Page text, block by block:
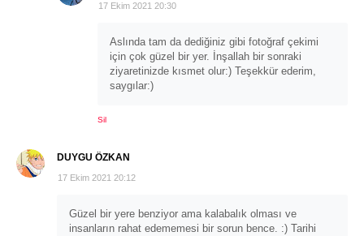
17 Ekim 2021 20:30
Aslında tam da dediğiniz gibi fotoğraf çekimi
için çok güzel bir yer. İnşallah bir sonraki
ziyaretinizde kısmet olur:) Teşekkür ederim,
saygılar:)
Sil
DUYGU ÖZKAN
17 Ekim 2021 20:12
Güzel bir yere benziyor ama kalabalık olması ve
insanların rahat edememesi bir sorun bence. :) Tarihi